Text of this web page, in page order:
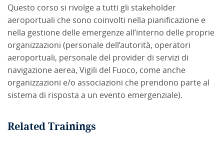
Questo corso si rivolge a tutti gli stakeholder
aeroportuali che sono coinvolti nella pianificazione e
nella gestione delle emergenze all’interno delle proprie
organizzazioni (personale dell’autorità, operatori
aeroportuali, personale del provider di servizi di
navigazione aerea, Vigili del Fuoco, come anche
organizzazioni e/o associazioni che prendono parte al
sistema di risposta a un evento emergenziale).
Related Trainings